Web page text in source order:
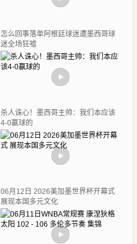
怎么回事落单阿根廷球迷遭墨西哥球
迷全场狂嘘
杀人诛心！墨西哥主帅：我们本应该
4-0赢球的
06月12日 2026美加墨世界杯开幕式
展现本国多元文化